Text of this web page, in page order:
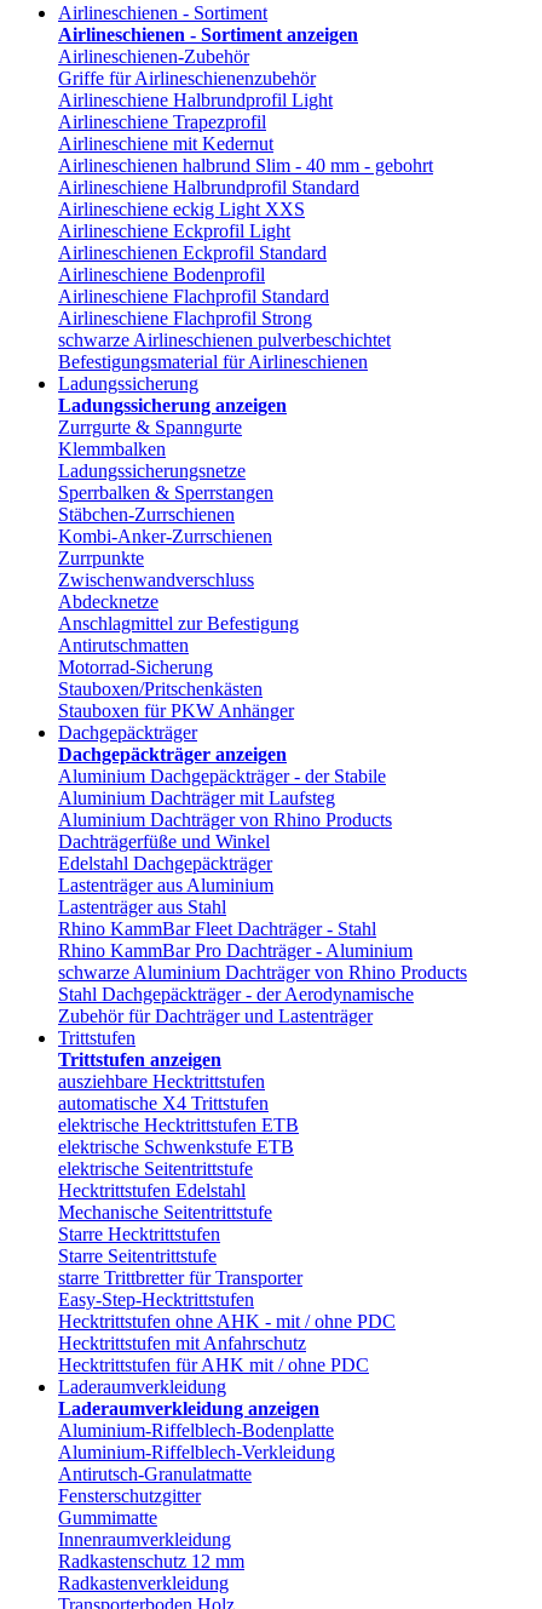
Airlineschienen - Sortiment
Airlineschienen - Sortiment anzeigen
Airlineschienen-Zubehör
Griffe für Airlineschienenzubehör
Airlineschiene Halbrundprofil Light
Airlineschiene Trapezprofil
Airlineschiene mit Kedernut
Airlineschienen halbrund Slim - 40 mm - gebohrt
Airlineschiene Halbrundprofil Standard
Airlineschiene eckig Light XXS
Airlineschiene Eckprofil Light
Airlineschienen Eckprofil Standard
Airlineschiene Bodenprofil
Airlineschiene Flachprofil Standard
Airlineschiene Flachprofil Strong
schwarze Airlineschienen pulverbeschichtet
Befestigungsmaterial für Airlineschienen
Ladungssicherung
Ladungssicherung anzeigen
Zurrgurte & Spanngurte
Klemmbalken
Ladungssicherungsnetze
Sperrbalken & Sperrstangen
Stäbchen-Zurrschienen
Kombi-Anker-Zurrschienen
Zurrpunkte
Zwischenwandverschluss
Abdecknetze
Anschlagmittel zur Befestigung
Antirutschmatten
Motorrad-Sicherung
Stauboxen/Pritschenkästen
Stauboxen für PKW Anhänger
Dachgepäckträger
Dachgepäckträger anzeigen
Aluminium Dachgepäckträger - der Stabile
Aluminium Dachträger mit Laufsteg
Aluminium Dachträger von Rhino Products
Dachträgerfüße und Winkel
Edelstahl Dachgepäckträger
Lastenträger aus Aluminium
Lastenträger aus Stahl
Rhino KammBar Fleet Dachträger - Stahl
Rhino KammBar Pro Dachträger - Aluminium
schwarze Aluminium Dachträger von Rhino Products
Stahl Dachgepäckträger - der Aerodynamische
Zubehör für Dachträger und Lastenträger
Trittstufen
Trittstufen anzeigen
ausziehbare Hecktrittstufen
automatische X4 Trittstufen
elektrische Hecktrittstufen ETB
elektrische Schwenkstufe ETB
elektrische Seitentrittstufe
Hecktrittstufen Edelstahl
Mechanische Seitentrittstufe
Starre Hecktrittstufen
Starre Seitentrittstufe
starre Trittbretter für Transporter
Easy-Step-Hecktrittstufen
Hecktrittstufen ohne AHK - mit / ohne PDC
Hecktrittstufen mit Anfahrschutz
Hecktrittstufen für AHK mit / ohne PDC
Laderaumverkleidung
Laderaumverkleidung anzeigen
Aluminium-Riffelblech-Bodenplatte
Aluminium-Riffelblech-Verkleidung
Antirutsch-Granulatmatte
Fensterschutzgitter
Gummimatte
Innenraumverkleidung
Radkastenschutz 12 mm
Radkastenverkleidung
Transporterboden Holz